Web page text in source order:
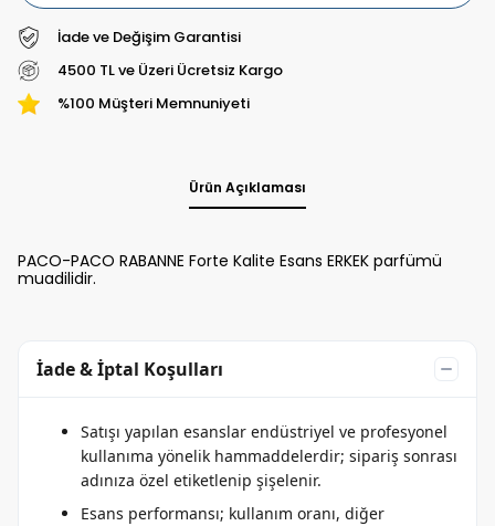
İade ve Değişim Garantisi
4500 TL ve Üzeri Ücretsiz Kargo
%100 Müşteri Memnuniyeti
Ürün Açıklaması
PACO-PACO RABANNE Forte Kalite Esans ERKEK parfümü
muadilidir.
İade & İptal Koşulları
Satışı yapılan esanslar endüstriyel ve profesyonel
kullanıma yönelik hammaddelerdir; sipariş sonrası
adınıza özel etiketlenip şişelenir.
Esans performansı; kullanım oranı, diğer